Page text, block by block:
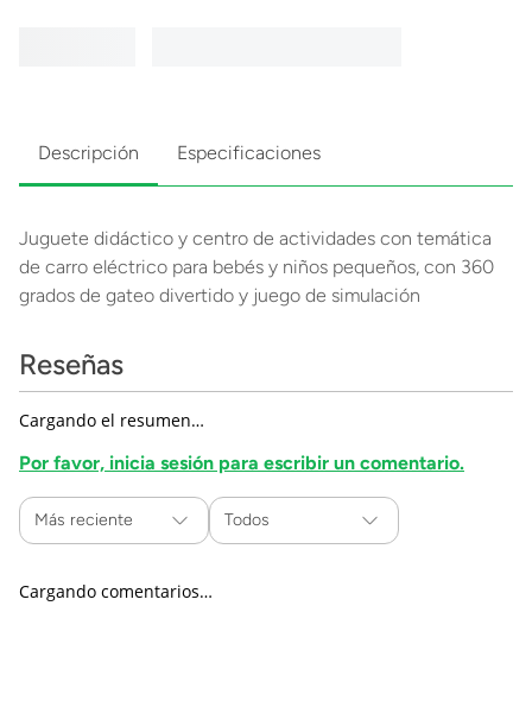
Descripción Especificaciones
Juguete didáctico y centro de actividades con temática
de carro eléctrico para bebés y niños pequeños, con 360
grados de gateo divertido y juego de simulación
Reseñas
Cargando el resumen…
Por favor, inicia sesión para escribir un comentario.
Más reciente Todos
Cargando comentarios…